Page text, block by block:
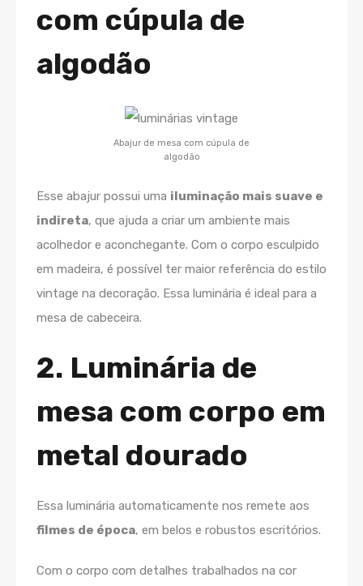
com cúpula de
algodão
Abajur de mesa com cúpula de
algodão
Esse abajur possui uma iluminação mais suave e
indireta, que ajuda a criar um ambiente mais
acolhedor e aconchegante. Com o corpo esculpido
em madeira, é possível ter maior referência do estilo
vintage na decoração. Essa luminária é ideal para a
mesa de cabeceira.
2. Luminária de
mesa com corpo em
metal dourado
Essa luminária automaticamente nos remete aos
filmes de época, em belos e robustos escritórios.
Com o corpo com detalhes trabalhados na cor